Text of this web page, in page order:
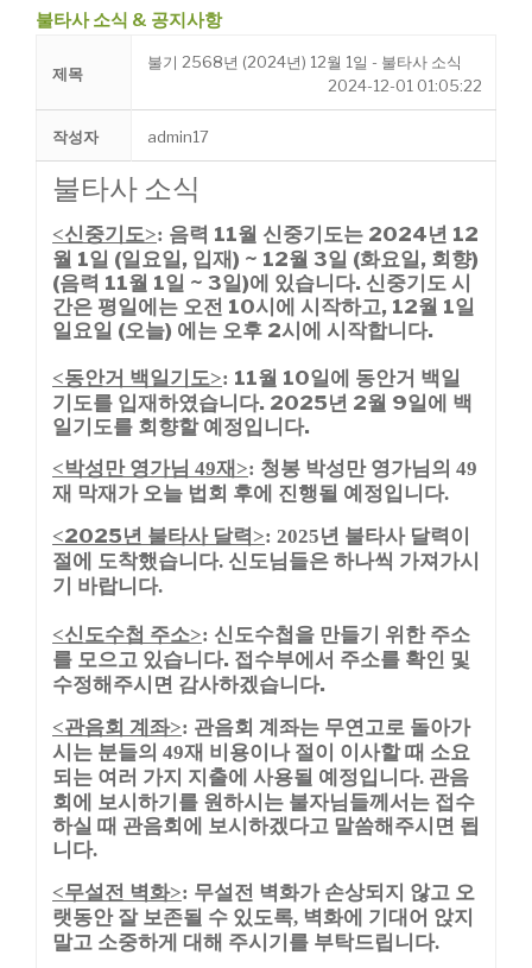
불타사 소식 & 공지사항
제목
불기 2568년 (2024년) 12월 1일 - 불타사 소식
2024-12-01 01:05:22
작성자 admin17
불타사 소식
<신중기도>: 음력 11월 신중기도는 2024년 12
월 1일 (일요일, 입재) ~ 12월 3일 (화요일, 회향)
(음력 11월 1일 ~ 3일)에 있습니다. 신중기도 시
간은 평일에는 오전 10시에 시작하고, 12월 1일
일요일 (오늘) 에는 오후 2시에 시작합니다.
<동안거 백일기도>: 11월 10일에 동안거 백일
기도를 입재하였습니다. 2025년 2월 9일에 백
일기도를 회향할 예정입니다.
<박성만 영가님 49재>: 청봉 박성만 영가님의 49
재 막재가 오늘 법회 후에 진행될 예정입니다.
<2025년 불타사 달력>: 2025년 불타사 달력이
절에 도착했습니다. 신도님들은 하나씩 가져가시
기 바랍니다.
<신도수첩 주소>: 신도수첩을 만들기 위한 주소
를 모으고 있습니다. 접수부에서 주소를 확인 및
수정해주시면 감사하겠습니다.
<관음회 계좌>: 관음회 계좌는 무연고로 돌아가
시는 분들의 49재 비용이나 절이 이사할 때 소요
되는 여러 가지 지출에 사용될 예정입니다. 관음
회에 보시하기를 원하시는 불자님들께서는 접수
하실 때 관음회에 보시하겠다고 말씀해주시면 됩
니다.
<무설전 벽화>: 무설전 벽화가 손상되지 않고 오
랫동안 잘 보존될 수 있도록, 벽화에 기대어 앉지
말고 소중하게 대해 주시기를 부탁드립니다.